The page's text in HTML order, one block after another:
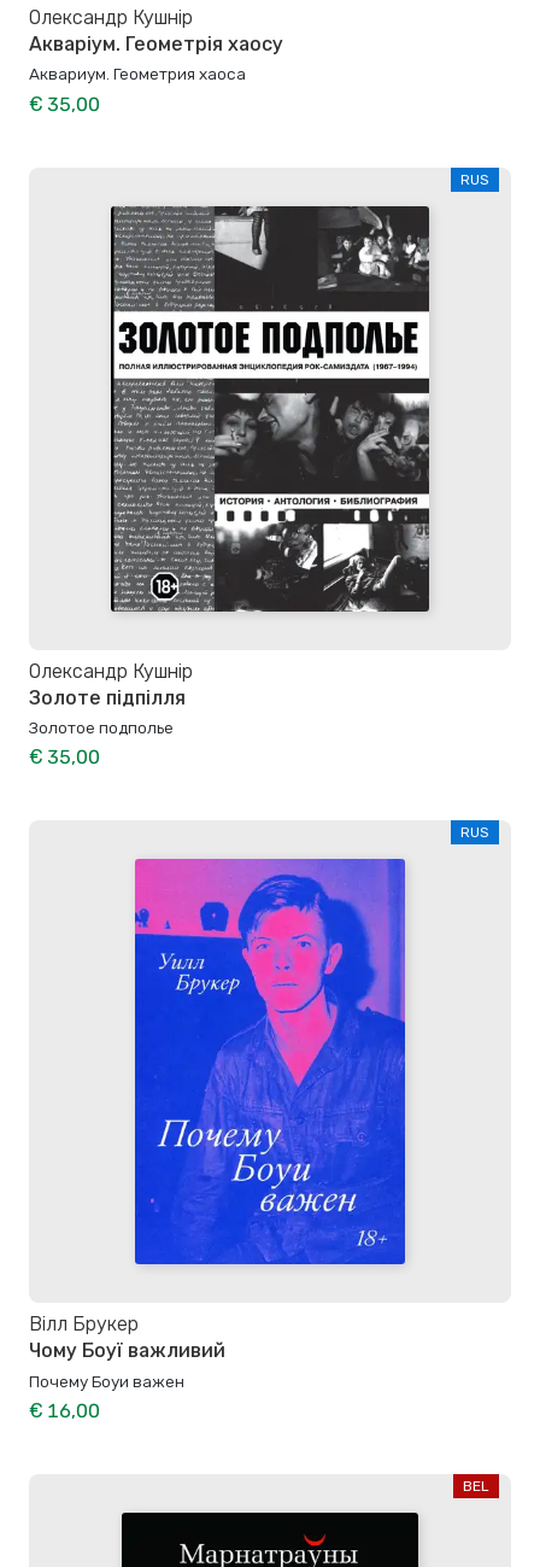
Олександр Кушнір
Акваріум. Геометрія хаосу
Аквариум. Геометрия хаоса
€ 35,00
RUS
Олександр Кушнір
Золоте підпілля
Золотое подполье
€ 35,00
RUS
Вілл Брукер
Чому Боуї важливий
Почему Боуи важен
€ 16,00
BEL